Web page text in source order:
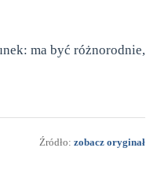
ma być różnorodnie,
Źródło: zobacz oryginał